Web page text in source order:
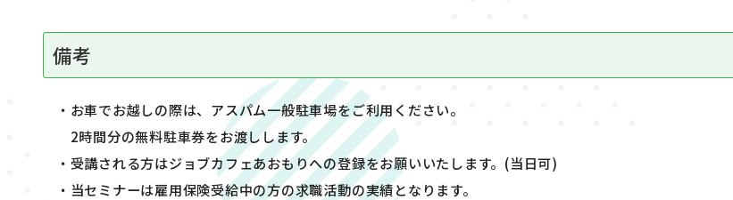
備考
・お車でお越しの際は、アスパム一般駐車場をご利用ください。
2時間分の無料駐車券をお渡しします。
・受講される方はジョブカフェあおもりへの登録をお願いいたします。(当日可)
・当セミナーは雇用保険受給中の方の求職活動の実績となります。